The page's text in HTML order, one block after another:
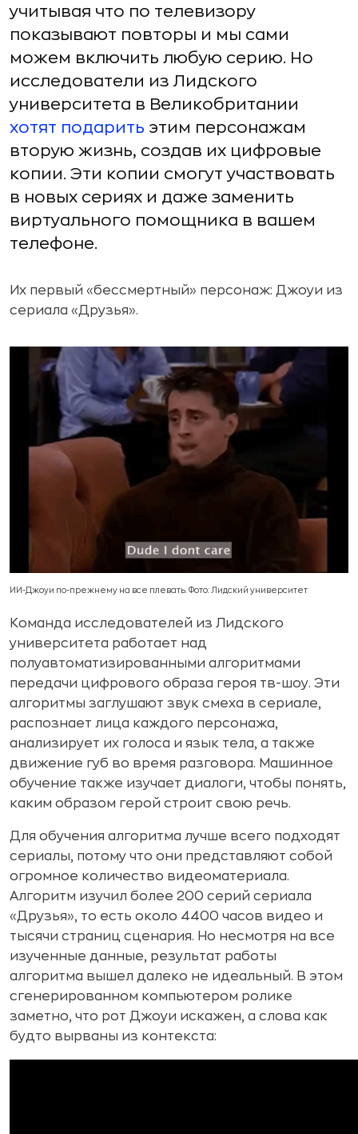
учитывая что по телевизору
показывают повторы и мы сами
можем включить любую серию. Но
исследователи из Лидского
университета в Великобритании
хотят подарить этим персонажам
вторую жизнь, создав их цифровые
копии. Эти копии смогут участвовать
в новых сериях и даже заменить
виртуального помощника в вашем
телефоне.
Их первый «бессмертный» персонаж: Джоуи из
сериала «Друзья».
ИИ-Джоуи по-прежнему на все плевать. Фото: Лидский университет
Команда исследователей из Лидского
университета работает над
полуавтоматизированными алгоритмами
передачи цифрового образа героя тв-шоу. Эти
алгоритмы заглушают звук смеха в сериале,
распознает лица каждого персонажа,
анализирует их голоса и язык тела, а также
движение губ во время разговора. Машинное
обучение также изучает диалоги, чтобы понять,
каким образом герой строит свою речь.
Для обучения алгоритма лучше всего подходят
сериалы, потому что они представляют собой
огромное количество видеоматериала.
Алгоритм изучил более 200 серий сериала
«Друзья», то есть около 4400 часов видео и
тысячи страниц сценария. Но несмотря на все
изученные данные, результат работы
алгоритма вышел далеко не идеальный. В этом
сгенерированном компьютером ролике
заметно, что рот Джоуи искажен, а слова как
будто вырваны из контекста: